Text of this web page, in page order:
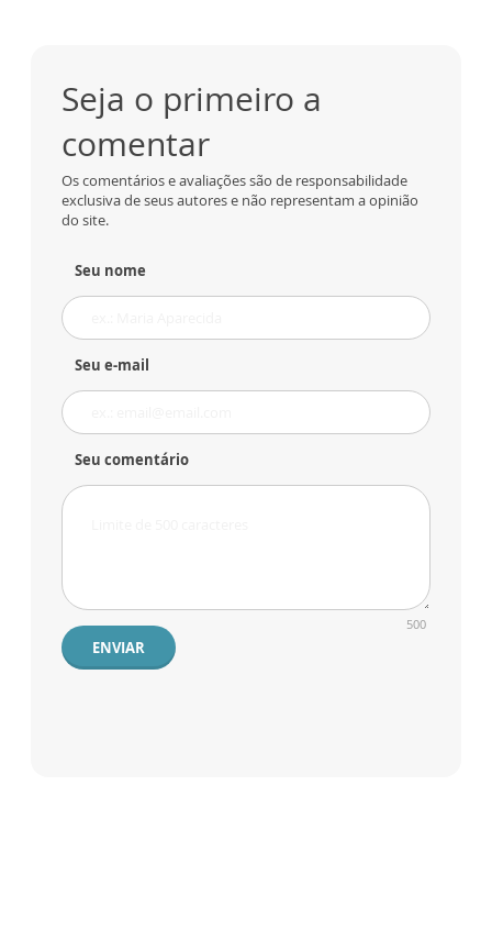
Seja o primeiro a
comentar
Os comentários e avaliações são de responsabilidade
exclusiva de seus autores e não representam a opinião
do site.
Seu nome
Seu e-mail
Seu comentário
500
ENVIAR